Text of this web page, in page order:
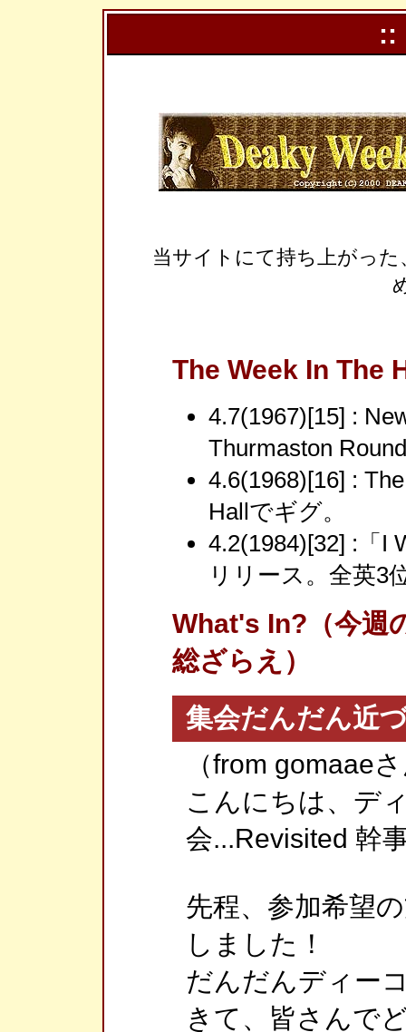
::
当サイトにて持ち上がっ
The Week In The
4.7(1967)[15] :
Thurmaston
4.6(1968)[16] :
Hallでギグ。
4.2(1984)[32] :「I
リリース。全英3
What's In?（今週
総ざらえ）
集会だんだん近
（from gomaae
こんにちは、デ
会...Revisited 幹
先程、参加希望
しました！
だんだんディー
きて、皆さんで